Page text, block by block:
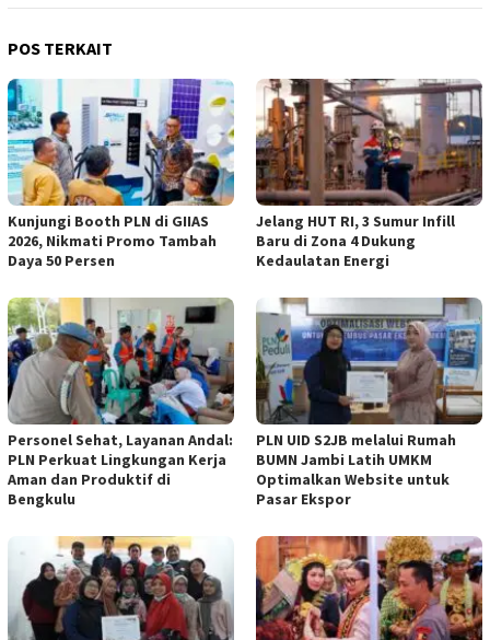
POS TERKAIT
Kunjungi Booth PLN di GIIAS
2026, Nikmati Promo Tambah
Daya 50 Persen
Jelang HUT RI, 3 Sumur Infill
Baru di Zona 4 Dukung
Kedaulatan Energi
Personel Sehat, Layanan Andal:
PLN Perkuat Lingkungan Kerja
Aman dan Produktif di
Bengkulu
PLN UID S2JB melalui Rumah
BUMN Jambi Latih UMKM
Optimalkan Website untuk
Pasar Ekspor